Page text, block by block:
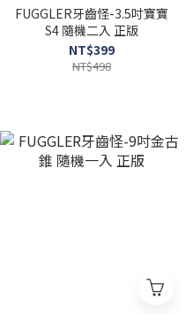
FUGGLER牙齒怪-3.5吋寶寶
S4 隨機二入 正版
NT$399
NT$498